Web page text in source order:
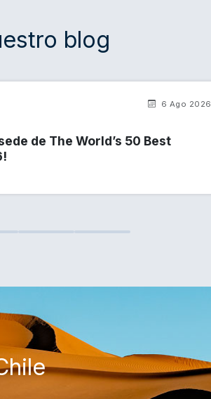
blog
6 Ago 2026
de The World’s 50 Best